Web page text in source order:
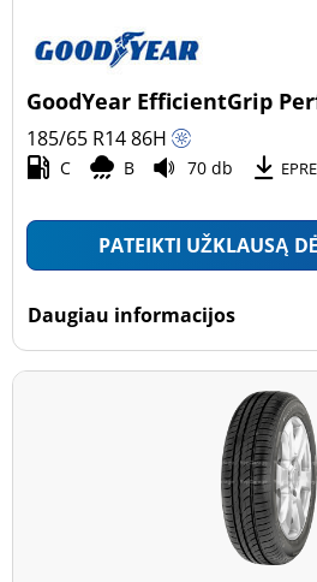
GoodYear EfficientGrip
185/65 R1486H
C B 70 db
PATEIKTI UŽKLAUSĄ
Daugiau informacijos